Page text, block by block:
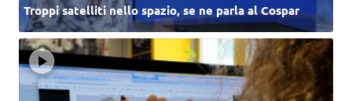
Troppi satelliti nello spazio, se ne parla al Cospar